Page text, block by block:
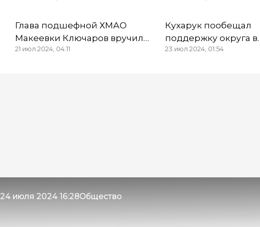
Глава подшефной ХМАО
Макеевки Ключаров вручил
награды сотрудникам
21 июл 2024, 04:11
Кухарук пообещал
поддержку округа в
переселении
23 июл 2024, 01:54
24 июля 2024 16:28Общество